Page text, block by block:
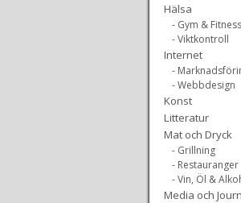
Hälsa
- Gym & Fitness
- Viktkontroll
Internet
-
- Webbdesign
Konst
Litteratur
Mat och Dryck
- Grillning
- Restauranger
- Vin, Öl &
Media och